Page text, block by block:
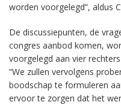
worden voorgelegd”, aldus
De discussiepunten, de
congres aanbod komen,
voorgelegd aan vier
“We zullen vervolgens
boodschap te formuleren
ervoor te zorgen dat het